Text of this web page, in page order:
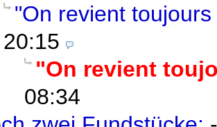
"On revient toujours
20:15
"On revient
08:34